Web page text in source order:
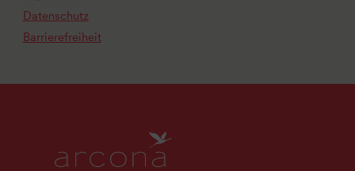
Datenschutz
Barrierefreiheit